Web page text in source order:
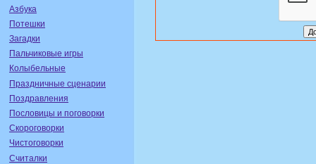
Азбука
Потешки
Загадки
Пальчиковые игры
Колыбельные
Праздничные сценарии
Поздравления
Пословицы и поговорки
Скороговорки
Чистоговорки
Считалки